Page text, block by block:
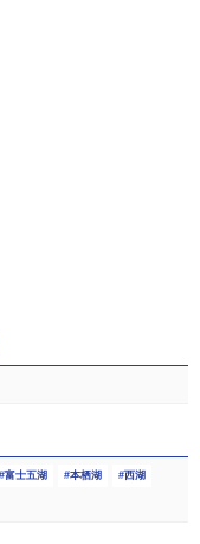
富士五湖 本栖湖 西湖